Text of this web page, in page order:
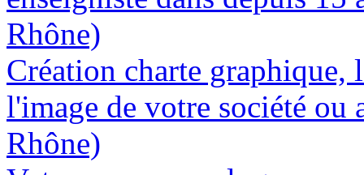
Rhône)
Création charte graphique,
l'image de votre société ou
Rhône)